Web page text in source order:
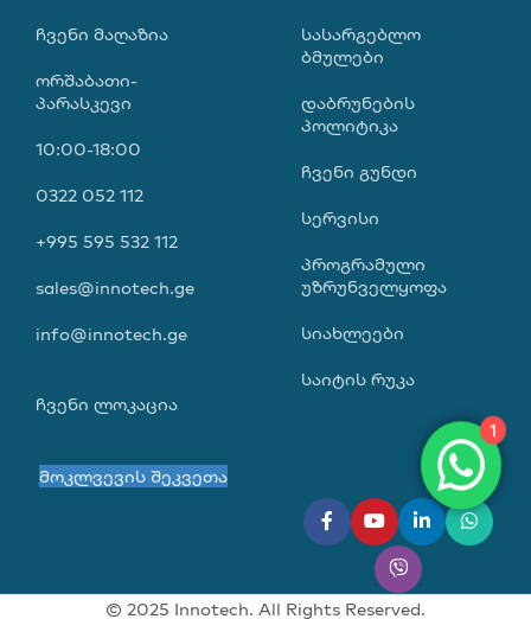
ᲩᲕᲔᲜᲘ ᲛᲐᲦᲐᲖᲘᲐ
ორშაბათი-
პარასკევი
10:00-18:00
0322 052 112
+995 595 532 112
sales@innotech.ge
info@innotech.ge
ჩვენი ლოკაცია
ᲡᲐᲡᲐᲠᲒᲔᲑᲚᲝ
ᲑᲛᲣᲚᲔᲑᲘ
დაბრუნების
პოლიტიკა
ჩვენი გუნდი
სერვისი
პროგრამული
უზრუნველყოფა
სიახლეები
საიტის რუკა
მოკლვევის შეკვეთა
© 2025 Innotech. All Rights Reserved.
1